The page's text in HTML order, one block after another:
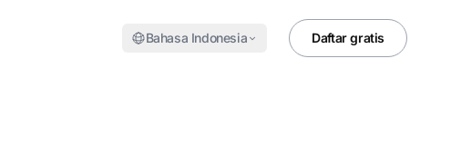
Bahasa Indonesia Daftar gratis